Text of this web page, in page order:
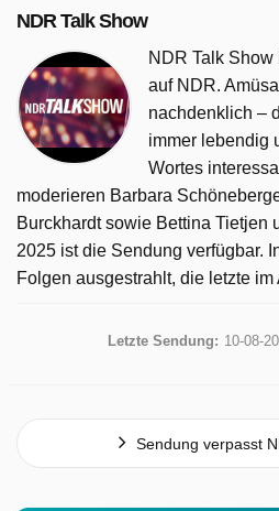
NDR Talk Show
NDR Talk
auf NDR.
nachdenklich –
immer lebendig
Wortes
moderieren Barbara
Burckhardt sowie Bettina Tietjen
2025 ist die Sendung verfügbar.
Folgen ausgestrahlt, die letzte im
Letzte Sendung: 10-08-
Sendung verpasst